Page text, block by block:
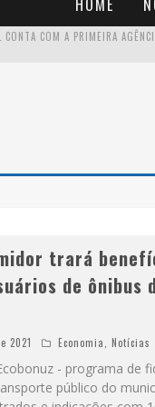
HOME
trará
de ônibus
2021 Economia Notícias
- programa de
público do